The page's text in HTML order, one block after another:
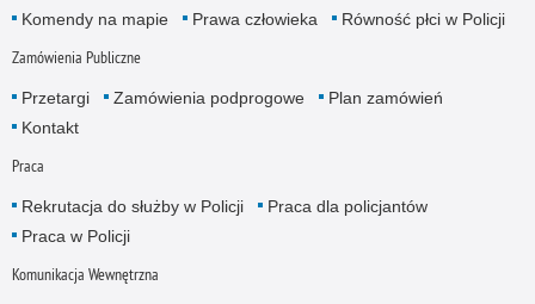
Komendy na mapie
Prawa człowieka Równość płci w Policji
Zamówienia Publiczne
Przetargi Zamówienia podprogowe
Plan zamówień
Kontakt
Praca
Rekrutacja do służby w Policji
Praca dla policjantów
Praca w Policji
Komunikacja Wewnętrzna